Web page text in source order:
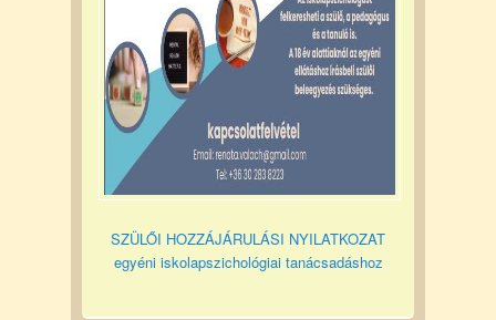
SZÜLŐI HOZZÁJÁRULÁSI NYILATKOZAT
egyéni iskolapszichológiai tanácsadáshoz